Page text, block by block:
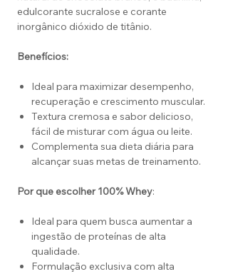
edulcorante sucralose e corante
inorgânico dióxido de titânio.
Benefícios:
Ideal para maximizar desempenho,
recuperação e crescimento muscular.
Textura cremosa e sabor delicioso,
fácil de misturar com água ou leite.
Complementa sua dieta diária para
alcançar suas metas de treinamento.
Por que escolher 100% Whey:
Ideal para quem busca aumentar a
ingestão de proteínas de alta
qualidade.
Formulação exclusiva com alta